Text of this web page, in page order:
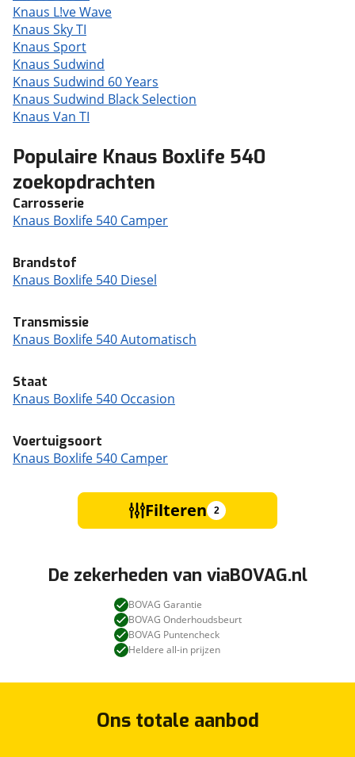
Knaus L!ve Wave
Knaus Sky TI
Knaus Sport
Knaus Sudwind
Knaus Sudwind 60 Years
Knaus Sudwind Black Selection
Knaus Van TI
Populaire Knaus Boxlife 540
zoekopdrachten
Carrosserie
Knaus Boxlife 540 Camper
Brandstof
Knaus Boxlife 540 Diesel
Transmissie
Knaus Boxlife 540 Automatisch
Staat
Knaus Boxlife 540 Occasion
Voertuigsoort
Knaus Boxlife 540 Camper
Filteren 2
De zekerheden van viaBOVAG.nl
BOVAG Garantie
BOVAG Onderhoudsbeurt
BOVAG Puntencheck
Heldere all-in prijzen
Ons totale aanbod